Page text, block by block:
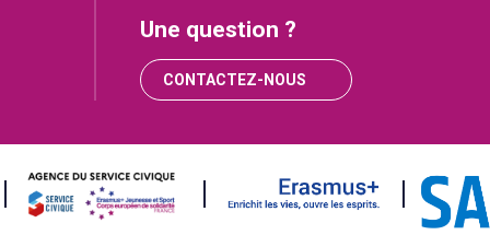
Une question ?
CONTACTEZ-NOUS